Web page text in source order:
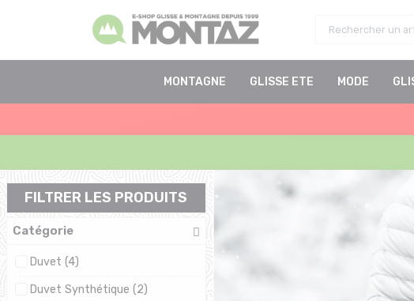
MONTAGNE GLISSE ETE MODE
FILTRER LES PRODUITS
Catégorie
Duvet (4)
Duvet Synthétique (2)